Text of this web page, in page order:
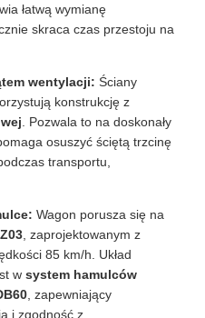
łatwą wymianę
skraca czas przestoju na
wentylacji: Ściany
konstrukcję z
. Pozwala to na doskonały
osuszyć ściętą trzcinę
transportu,
Wagon porusza się na
, zaprojektowanym z
85 km/h. Układ
w system hamulców
, zapewniający
i zgodność z